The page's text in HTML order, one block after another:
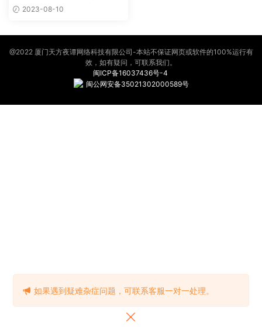
问题？vcruntime140.dll是什
2023-08-10
@2022 厦门天方夜谭网络科技有限公司-本站不保证网页或软件的100%运行有
效，如有疑问，可联系我们。
闽ICP备16037436号-4
闽公网安备35021302000589号
如果遇到疑难杂症问题，可联系客服一对一处理。